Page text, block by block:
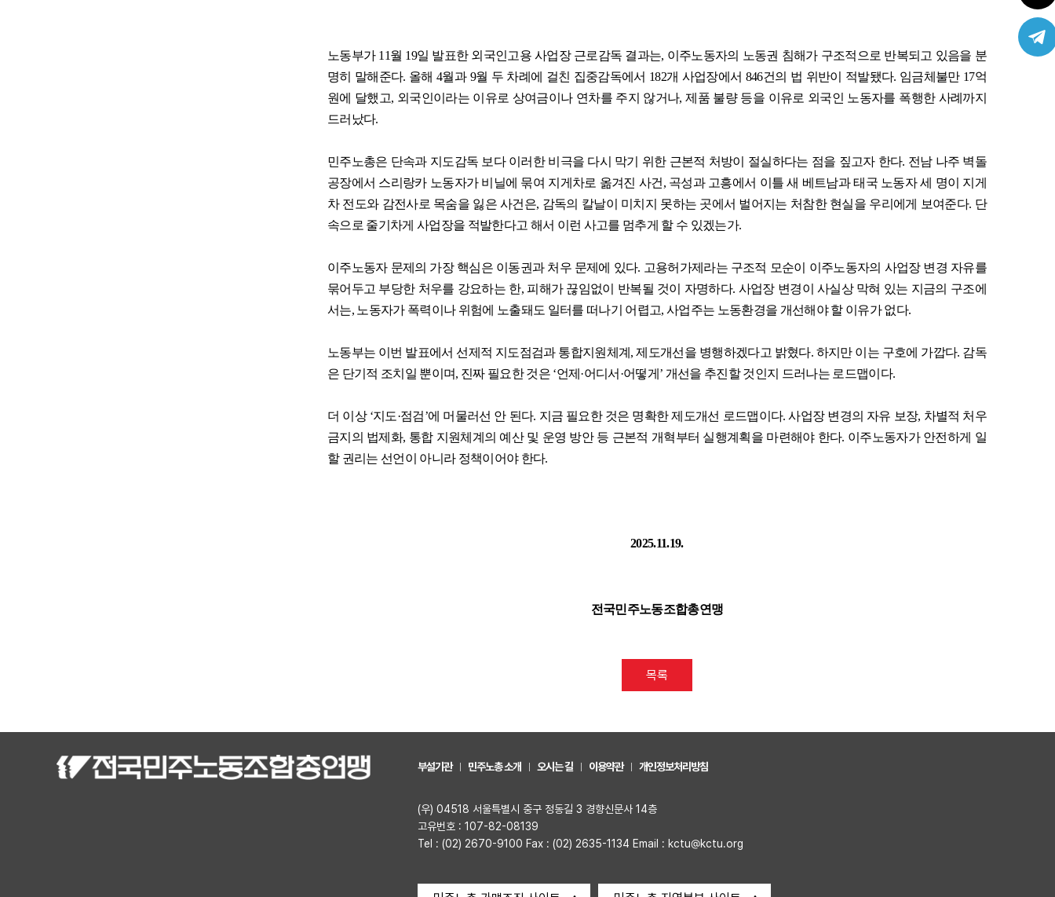
노동부가 11월 19일 발표한 외국인고용 사업장 근로감독 결과는, 이주노동자의 노동권 침해가 구조적으로 반복되고 있음을 분
명히 말해준다. 올해4월과 9월 두 차례에 걸친 집중감독에서 182개 사업장에서 846건의 법 위반이 적발됐다. 임금체불만 17억
원에 달했고, 외국인이라는 이유로 상여금이나 연차를 주지 않거나,제품 불량 등을 이유로 외국인 노동자를 폭행한 사례까지
드러났다.
민주노총은 단속과 지도감독 보다 이러한 비극을 다시 막기 위한 근본적 처방이 절실하다는 점을 짚고자 한다. 전남 나주 벽돌
공장에서 스리랑카 노동자가 비닐에 묶여 지게차로 옮겨진 사건 , 곡성과 고흥에서 이틀 새 베트남과 태국 노동자 세 명이 지게
차 전도와 감전사로 목숨을 잃은 사건은, 감독의 칼날이 미치지 못하는 곳에서 벌어지는 처참한 현실을 우리에게 보여준다. 단
속으로 줄기차게 사업장을 적발한다고 해서 이런 사고를 멈추게 할 수 있겠는가.
이주노동자 문제의 가장 핵심은 이동권과 처우 문제에 있다. 고용허가제라는 구조적 모순이 이주노동자의 사업장 변경 자유를
묶어두고 부당한 처우를 강요하는 한, 피해가 끊임없이 반복될 것이 자명하다. 사업장 변경이 사실상 막혀 있는 지금의 구조에
서는, 노동자가 폭력이나 위험에 노출돼도 일터를 떠나기 어렵고,사업주는 노동환경을 개선해야 할 이유가 없다.
노동부는 이번 발표에서 선제적 지도점검과 통합지원체계 ,제도개선을 병행하겠다고 밝혔다. 하지만 이는 구호에 가깝다. 감독
은 단기적 조치일 뿐이며, 진짜 필요한 것은 ‘언제 ·어디서 ·어떻게 ’ 개선을 추진할 것인지 드러나는 로드맵이다.
더 이상 ‘지도·점검’에 머물러선 안 된다. 지금 필요한 것은 명확한 제도개선 로드맵이다.사업장 변경의 자유 보장, 차별적 처우
금지의 법제화, 통합 지원체계의 예산 및 운영 방안 등 근본적 개혁부터 실행계획을 마련해야 한다. 이주노동자가 안전하게 일
할 권리는 선언이 아니라 정책이어야 한다.
2025.11.19.
전국민주노동조합총연맹
목록
부설기관 민주노총 소개 오시는 길 이용약관 개인정보처리방침
(우) 04518 서울특별시 중구 정동길 3 경향신문사 14층
고유번호 : 107-82-08139
Tel : (02) 2670-9100 Fax : (02) 2635-1134 Email : kctu@kctu.org